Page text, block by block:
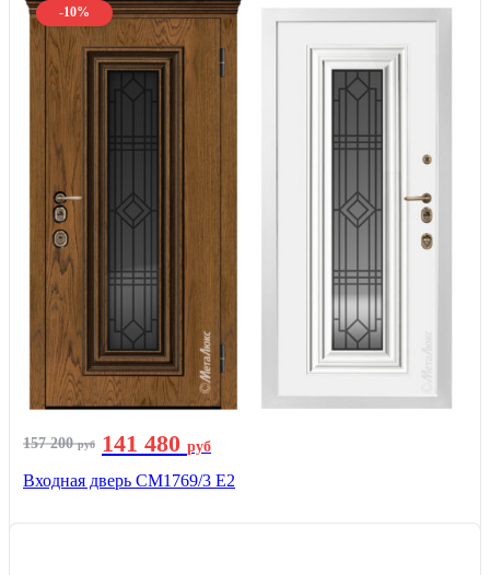
-10%
157 200руб 141 480 руб
Входная дверь СМ1769/3 Е2